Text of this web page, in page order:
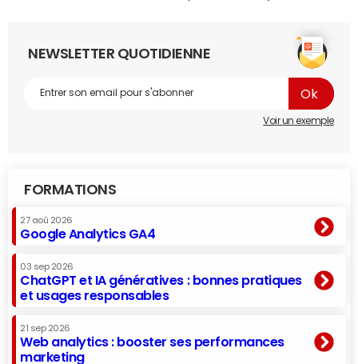
NEWSLETTER QUOTIDIENNE
Voir un exemple
FORMATIONS
27 aoû 2026
Google Analytics GA4
03 sep 2026
ChatGPT et IA génératives : bonnes pratiques
et usages responsables
21 sep 2026
Web analytics : booster ses performances
marketing